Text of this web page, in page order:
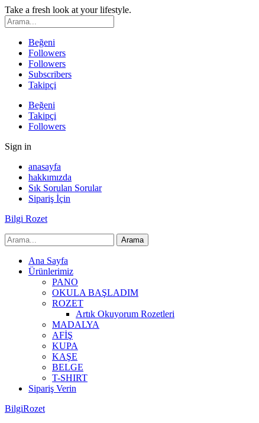
Take a fresh look at your lifestyle.
Beğeni
Followers
Followers
Subscribers
Takipçi
Beğeni
Takipçi
Followers
Sign in
anasayfa
hakkımızda
Sık Sorulan Sorular
Sipariş İçin
Bilgi Rozet
Ana Sayfa
Ürünlerimiz
PANO
OKULA BAŞLADIM
ROZET
Artık Okuyorum Rozetleri
MADALYA
AFİŞ
KUPA
KAŞE
BELGE
T-SHIRT
Sipariş Verin
BilgiRozet